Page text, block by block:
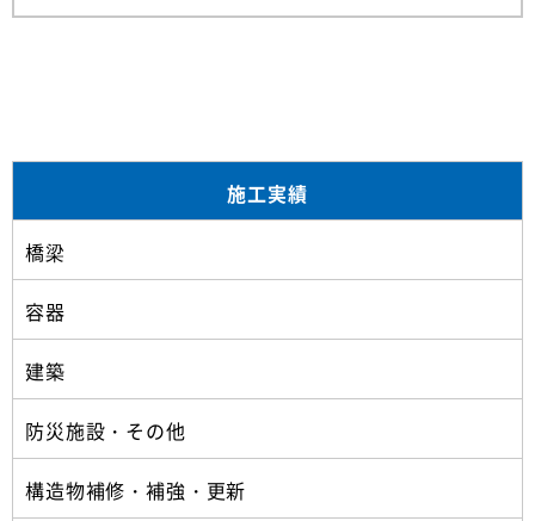
施工実績
橋梁
容器
建築
防災施設・その他
構造物補修・補強・更新